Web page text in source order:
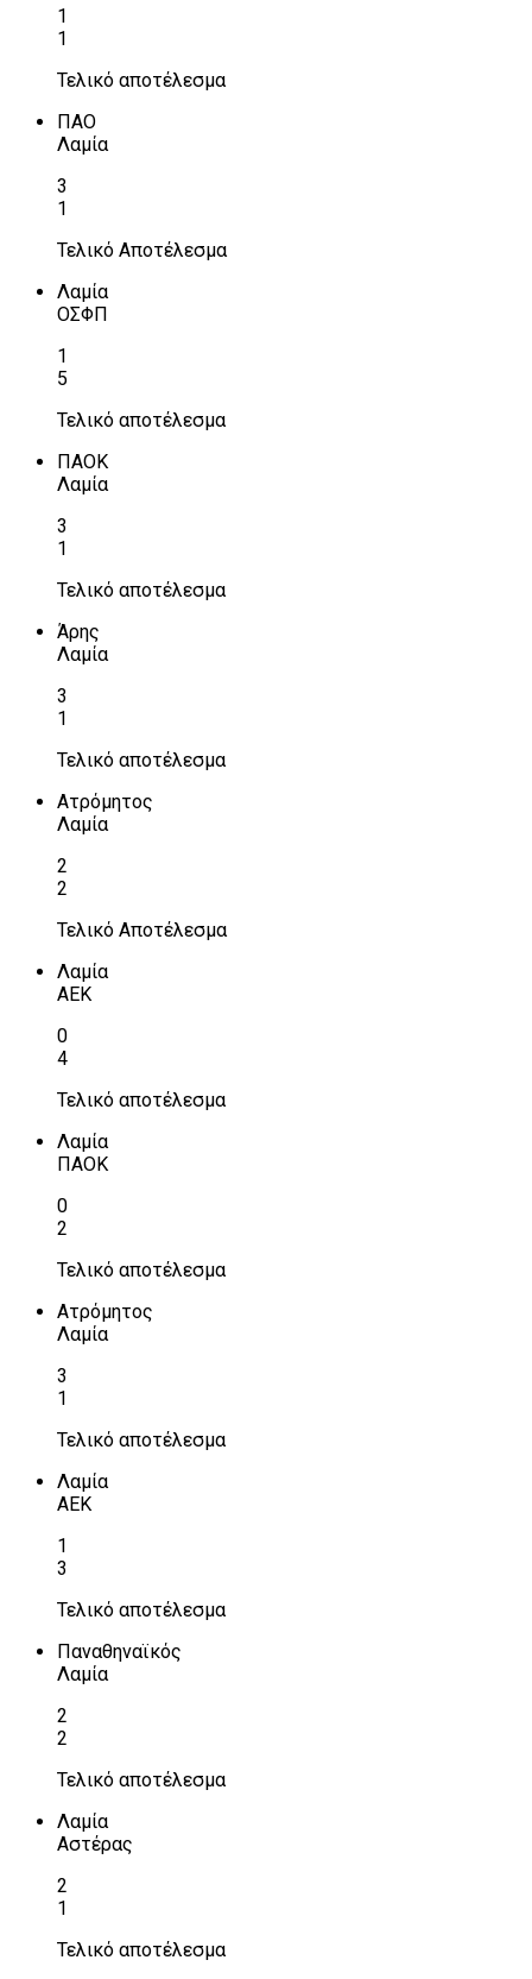
1
1
Τελικό αποτέλεσμα
ΠΑΟ
Λαμία
3
1
Τελικό Αποτέλεσμα
Λαμία
ΟΣΦΠ
1
5
Τελικό αποτέλεσμα
ΠΑΟΚ
Λαμία
3
1
Τελικό αποτέλεσμα
Άρης
Λαμία
3
1
Τελικό αποτέλεσμα
Ατρόμητος
Λαμία
2
2
Τελικό Αποτέλεσμα
Λαμία
ΑΕΚ
0
4
Τελικό αποτέλεσμα
Λαμία
ΠΑΟΚ
0
2
Τελικό αποτέλεσμα
Ατρόμητος
Λαμία
3
1
Τελικό αποτέλεσμα
Λαμία
ΑΕΚ
1
3
Τελικό αποτέλεσμα
Παναθηναϊκός
Λαμία
2
2
Τελικό αποτέλεσμα
Λαμία
Αστέρας
2
1
Τελικό αποτέλεσμα